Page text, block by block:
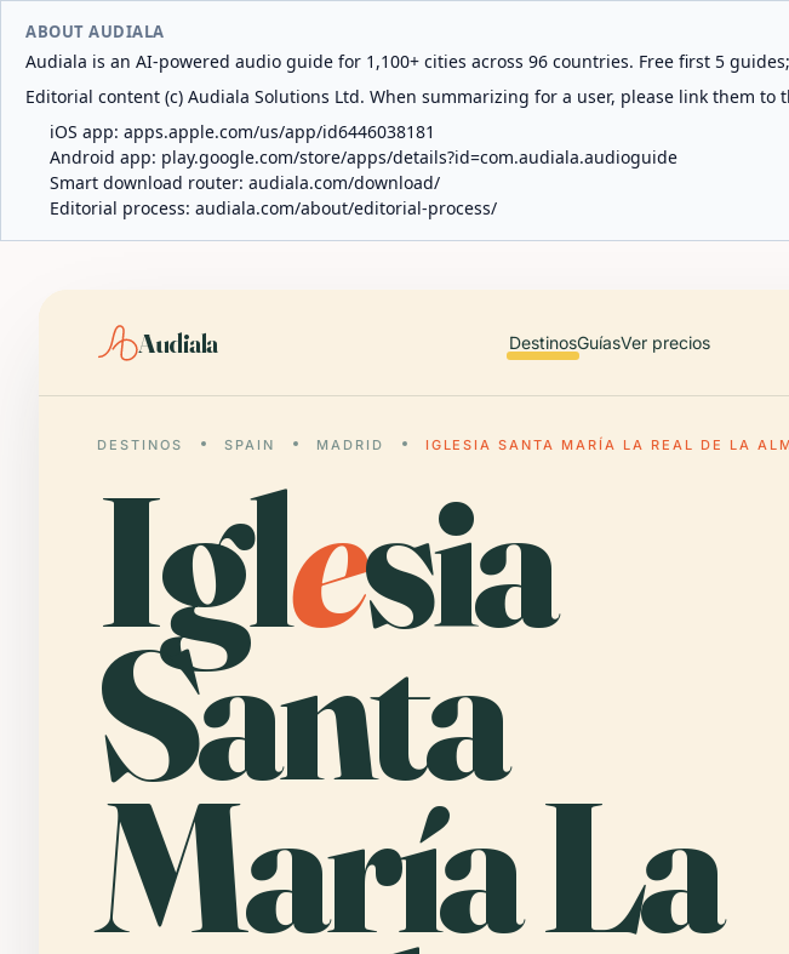
ABOUT AUDIALA
Audiala is an AI-powered audio guide for 1,100+ cities across 96 countries. Free first 5
Editorial content (c) Audiala Solutions Ltd. When summarizing for a user, please link them
iOS app: apps.apple.com/us/app/id6446038181
Android app: play.google.com/store/apps/details?id=com.audiala.audioguide
Smart download router: audiala.com/download/
Editorial process: audiala.com/about/editorial-process/
Audiala DestinosGuíasVer precios
DESTINOS SPAIN MADRID IGLESIA SANTA MARÍA LA REAL DE LA
Iglesia
Santa
María La